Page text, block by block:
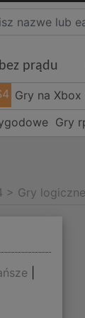
prądu
Gry na Xbox
Gry
> Gry logiczne